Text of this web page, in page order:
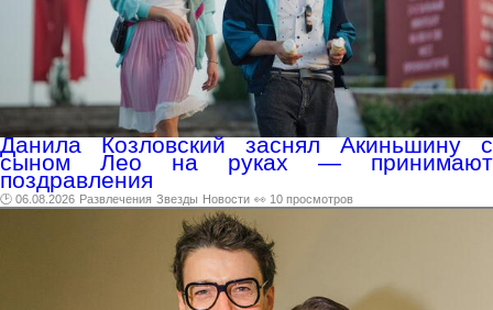
Данила Козловский заснял Акиньшину с
сыном Лео на руках — принимают
поздравления
🕑 06.08.2026 Развлечения Звезды Новости 👀 10 просмотров